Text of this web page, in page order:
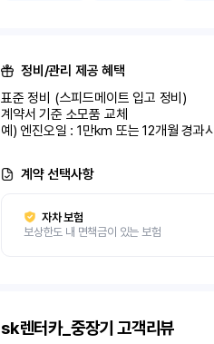
정비/관리 제공 혜택
표준 정비 (스피드메이트 입고 정비)
계약서 기준 소모품 교체
예) 엔진오일 : 1만km 또는 12개월 경과시
계약 선택사항
자차 보험
보상한도 내 면책금이 있는 보험
sk렌터카_중장기 고객리뷰